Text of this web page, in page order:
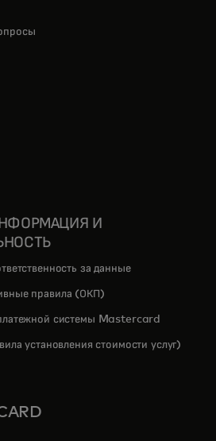
in a new tab
И
за данные
правила (ОКП)
системы Mastercard
установления стоимости услуг)